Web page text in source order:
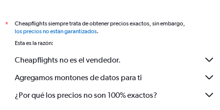
*
Cheapflights siempre trata de obtener precios exactos, sin embargo,
los precios no están garantizados.
Esta es la razón:
Cheapflights no es el vendedor.
Agregamos montones de datos para ti
¿Por qué los precios no son 100% exactos?